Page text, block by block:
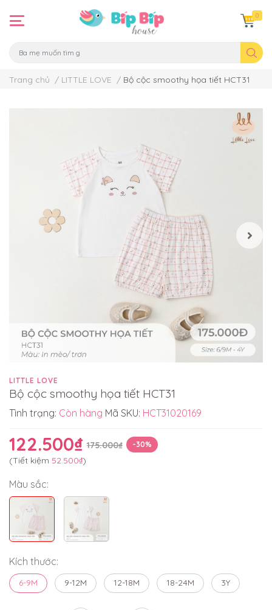
0
Trang chủ / LITTLE LOVE / Bộ cộc smoothy họa tiết HCT31
LITTLE LOVE
Bộ cộc smoothy họa tiết HCT31
Tình trạng: Còn hàng Mã SKU: HCT31020169
122.500₫ 175.000₫ -30%
(Tiết kiệm 52.500₫)
Màu sắc:
Kích thước:
6-9M 9-12M 12-18M 18-24M 3Y